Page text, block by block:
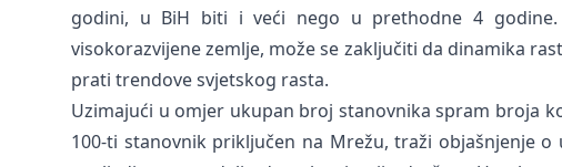
godini, u BiH biti i veći nego u prethodne 4
visokorazvijene zemlje, može se zaključiti da dinamika
prati trendove svjetskog rasta.
Uzimajući u omjer ukupan broj stanovnika spram broja
100-ti stanovnik priključen na Mrežu, traži objašnjenje